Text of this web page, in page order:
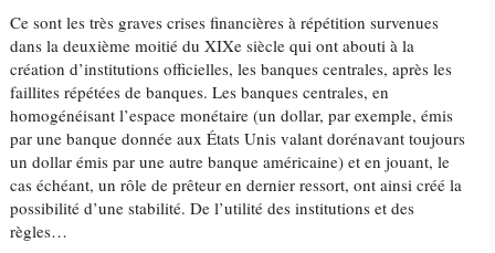
Ce sont les très graves crises financières à répétition survenues
dans la deuxième moitié du XIXe siècle qui ont abouti à la
création d’institutions officielles, les banques centrales, après les
faillites répétées de banques. Les banques centrales, en
homogénéisant l’espace monétaire (un dollar, par exemple, émis
par une banque donnée aux États Unis valant dorénavant toujours
un dollar émis par une autre banque américaine) et en jouant, le
cas échéant, un rôle de prêteur en dernier ressort, ont ainsi créé la
possibilité d’une stabilité. De l’utilité des institutions et des
règles…